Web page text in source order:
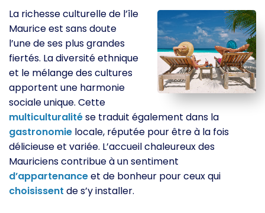
La richesse culturelle de l’île
Maurice est sans doute
l’une de ses plus grandes
fiertés. La diversité ethnique
et le mélange des cultures
apportent une harmonie
sociale unique. Cette
multiculturalitése traduit également dans la
gastronomie locale, réputée pour être à la fois
délicieuse et variée. L’accueil chaleureux des
Mauriciens contribue à un sentiment
d’appartenanceet de bonheur pour ceux qui
choisissent de s’y installer.